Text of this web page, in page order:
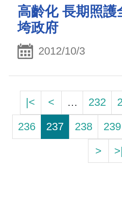
高齡化 長期照護
垮政府
2012/10/3
|< < … 232
236
237 238 239
>
>|